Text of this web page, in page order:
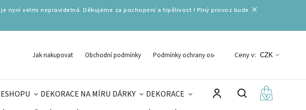
velmi nepravidelná. Děkujeme za pochopení a trpělivost ! Plný provoz bude
Jak nakupovat Obchodní podmínky Podmínky ochrany osobních údajů
Ceny v: CZK
DEKORACE NA MÍRU DÁRKY
DEKORACE